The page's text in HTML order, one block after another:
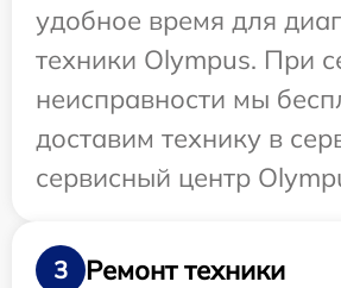
удобное время для
техники Olympus. При
неисправности мы
доставим технику в
сервисный центр
3
Ремонт техники